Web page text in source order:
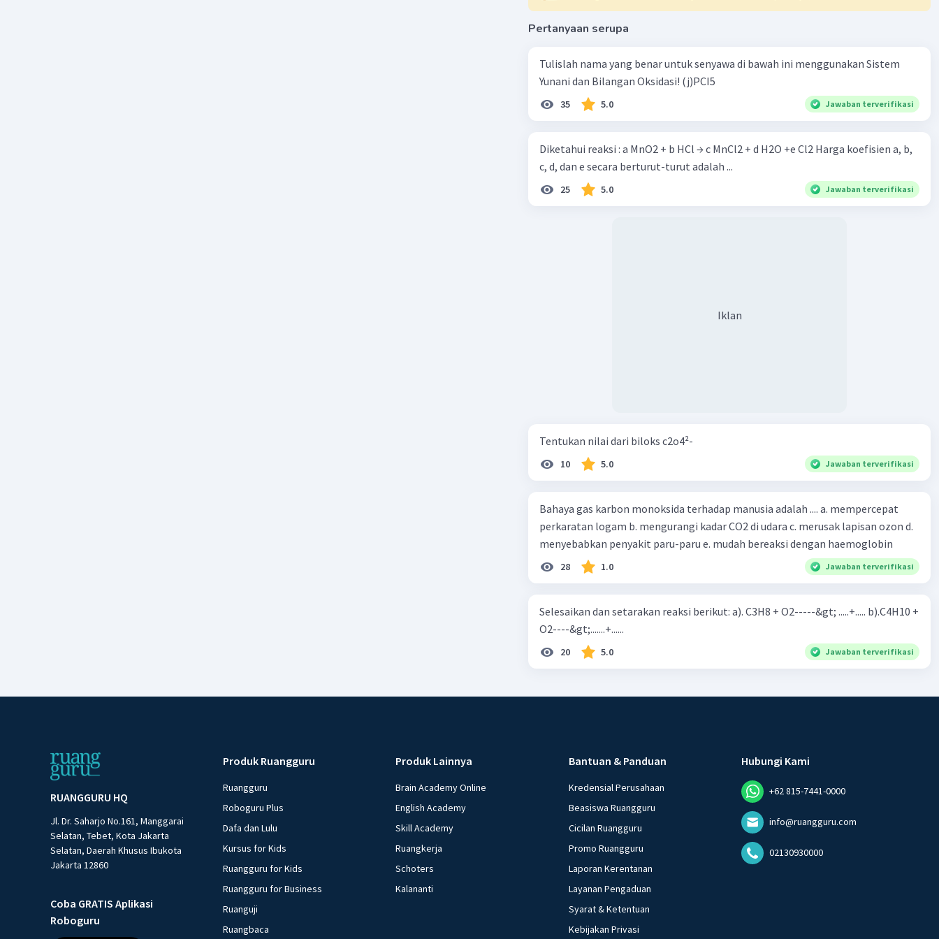
Pertanyaan serupa
Tulislah nama yang benar untuk senyawa di bawah ini menggunakan Sistem
Yunani dan Bilangan Oksidasi! (j)PCI5
35 5.0 Jawaban terverifikasi
Diketahui reaksi : a MnO2 + b HCl → c MnCl2 + d H2O +e Cl2 Harga koefisien a, b,
c, d, dan e secara berturut-turut adalah ...
25 5.0 Jawaban terverifikasi
Iklan
Tentukan nilai dari biloks c2o4²-
10 5.0 Jawaban terverifikasi
Bahaya gas karbon monoksida terhadap manusia adalah .... a. mempercepat
perkaratan logam b. mengurangi kadar CO2 di udara c. merusak lapisan ozon d.
menyebabkan penyakit paru-paru e. mudah bereaksi dengan haemoglobin
28 1.0 Jawaban terverifikasi
Selesaikan dan setarakan reaksi berikut: a). C3H8 + O2-----&gt; .....+..... b).C4H10 +
O2----&gt;.......+......
20 5.0 Jawaban terverifikasi
RUANGGURU HQ
Jl. Dr. Saharjo No.161, Manggarai
Selatan, Tebet, Kota Jakarta
Selatan, Daerah Khusus Ibukota
Jakarta 12860
Coba GRATIS Aplikasi
Roboguru
Produk Ruangguru
Ruangguru
Roboguru Plus
Dafa dan Lulu
Kursus for Kids
Ruangguru for Kids
Ruangguru for Business
Ruanguji
Ruangbaca
Produk Lainnya
Brain Academy Online
English Academy
Skill Academy
Ruangkerja
Schoters
Kalananti
Bantuan & Panduan
Kredensial Perusahaan
Beasiswa Ruangguru
Cicilan Ruangguru
Promo Ruangguru
Laporan Kerentanan
Layanan Pengaduan
Syarat & Ketentuan
Kebijakan Privasi
Hubungi Kami
+62 815-7441-0000
info@ruangguru.com
02130930000